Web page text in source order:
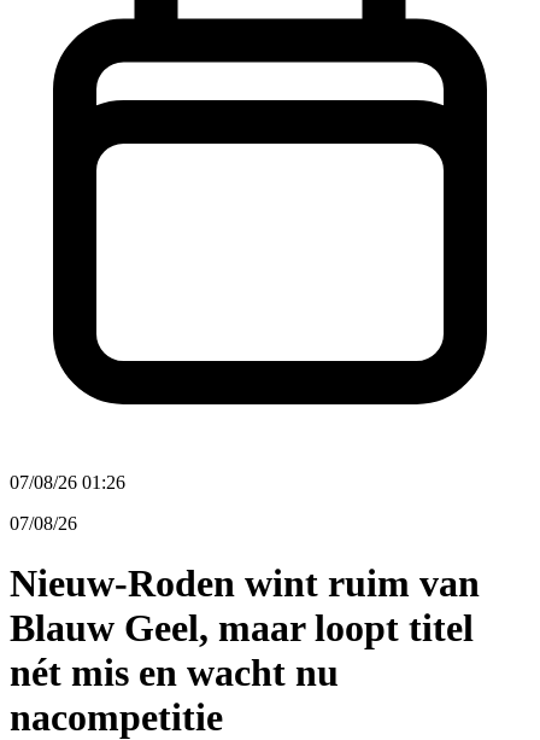
07/08/26 01:26
07/08/26
Nieuw-Roden wint ruim van
Blauw Geel, maar loopt titel
nét mis en wacht nu
nacompetitie